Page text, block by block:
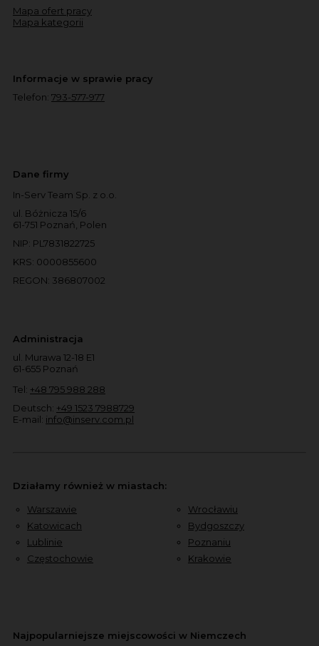
Mapa ofert pracy
Mapa kategorii
Informacje w sprawie pracy
Telefon: 793-577-977
Dane firmy
In-Serv Team Sp. z o.o.
ul. Bóżnicza 15/6
61-751 Poznań, Polen
NIP: PL7831822725
KRS: 0000855600
REGON: 386807002
Administracja
ul. Murawa 12-18 E1
61-655 Poznań
Tel: +48 795 988 288
Deutsch: +49 1523 7988729
E-mail: info@inserv.com.pl
Działamy również w miastach:
Warszawie
Katowicach
Lublinie
Częstochowie
Wrocławiu
Bydgoszczy
Poznaniu
Krakowie
Najpopularniejsze miejscowości w Niemczech